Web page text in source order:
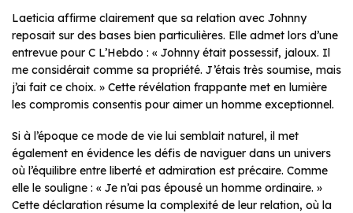
Laeticia affirme clairement que sa relation avec Johnny
reposait sur des bases bien particulières. Elle admet lors d’une
entrevue pour C L’Hebdo : « Johnny était possessif, jaloux. Il
me considérait comme sa propriété. J’étais très soumise, mais
j’ai fait ce choix. » Cette révélation frappante met en lumière
les compromis consentis pour aimer un homme exceptionnel.
Si à l’époque ce mode de vie lui semblait naturel, il met
également en évidence les défis de naviguer dans un univers
où l’équilibre entre liberté et admiration est précaire. Comme
elle le souligne : « Je n’ai pas épousé un homme ordinaire. »
Cette déclaration résume la complexité de leur relation, où la